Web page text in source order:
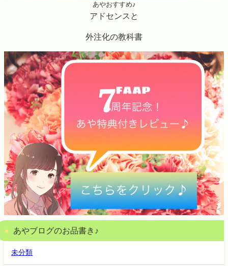
あやおすすめ♪
アドセンスと
外注化の教科書
あやブログのお品書き♪
未分類